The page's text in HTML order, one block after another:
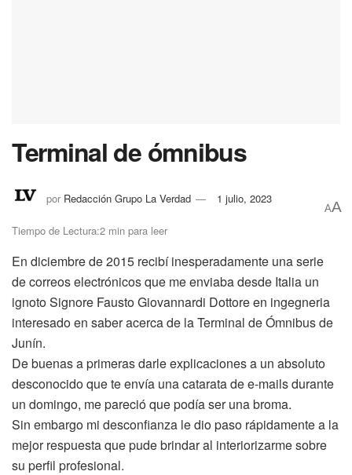
Terminal de ómnibus
por Redacción Grupo La Verdad 1 julio, 2023
Tiempo de Lectura:2 min para leer
AA
En diciembre de 2015 recibí inesperadamente una serie
de correos electrónicos que me enviaba desde Italia un
ignoto Signore Fausto Giovannardi Dottore en ingegneria
interesado en saber acerca de la Terminal de Ómnibus de
Junín.
De buenas a primeras darle explicaciones a un absoluto
desconocido que te envía una catarata de e-mails durante
un domingo, me pareció que podía ser una broma.
Sin embargo mi desconfianza le dio paso rápidamente a la
mejor respuesta que pude brindar al interiorizarme sobre
su perfil profesional.